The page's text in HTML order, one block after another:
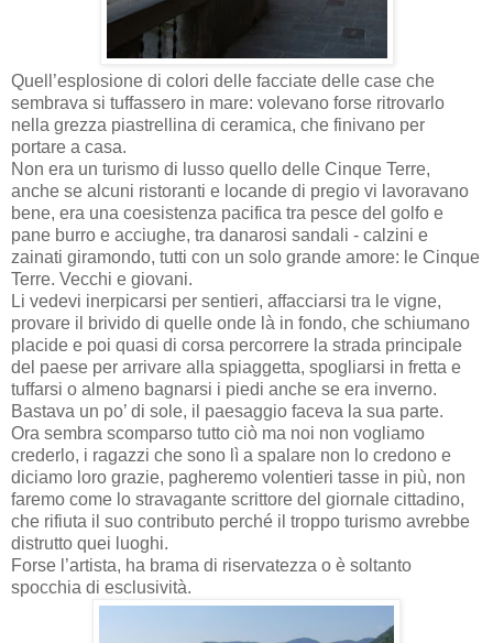
Quell’esplosione di colori delle facciate delle case che
sembrava si tuffassero in mare: volevano forse ritrovarlo
nella grezza piastrellina di ceramica, che finivano per
portare a casa.
Non era un turismo di lusso quello delle Cinque Terre,
anche se alcuni ristoranti e locande di pregio vi lavoravano
bene, era una coesistenza pacifica tra pesce del golfo e
pane burro e acciughe, tra danarosi sandali - calzini e
zainati giramondo, tutti con un solo grande amore: le Cinque
Terre. Vecchi e giovani.
Li vedevi inerpicarsi per sentieri, affacciarsi tra le vigne,
provare il brivido di quelle onde là in fondo, che schiumano
placide e poi quasi di corsa percorrere la strada principale
del paese per arrivare alla spiaggetta, spogliarsi in fretta e
tuffarsi o almeno bagnarsi i piedi anche se era inverno.
Bastava un po’ di sole, il paesaggio faceva la sua parte.
Ora sembra scomparso tutto ciò ma noi non vogliamo
crederlo, i ragazzi che sono lì a spalare non lo credono e
diciamo loro grazie, pagheremo volentieri tasse in più, non
faremo come lo stravagante scrittore del giornale cittadino,
che rifiuta il suo contributo perché il troppo turismo avrebbe
distrutto quei luoghi.
Forse l’artista, ha brama di riservatezza o è soltanto
spocchia di esclusività.